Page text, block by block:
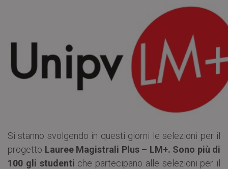
Si stanno svolgendo in questi giorni le selezioni per il
progetto Lauree Magistrali Plus – LM+. Sono più di
100 gli studenti che partecipano alle selezioni per il